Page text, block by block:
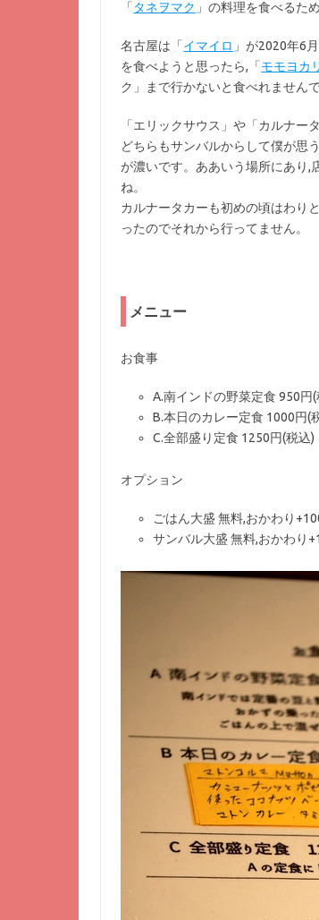
「 タネヲマク 」の料理を食べるた
名古屋は「イマイロ 」が2020年6
を食べようと思ったら,「モモヨカ
ク」まで行かないと食べれませんで
「エリックサウス」や「カルナー
どちらもサンバルからして僕が思
が濃いです。ああいう場所にあり,
ね。
カルナータカーも初めの頃はわり
ったのでそれから行ってません。
メニュー
お食事
A.南インドの野菜定食 950円
B.本日のカレー定食 1000円(
C.全部盛り定食 1250円(税込
オプション
ごはん大盛 無料,おかわり
サンバル大盛 無料,おかわり